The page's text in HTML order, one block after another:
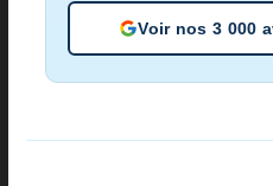
Voir nos 3 000